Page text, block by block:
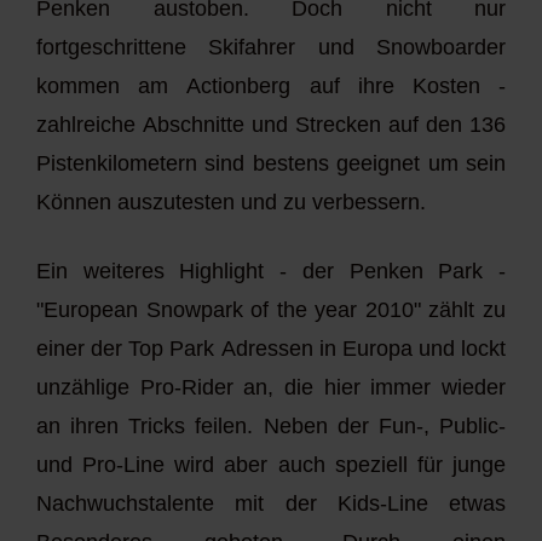
Penken austoben. Doch nicht nur
fortgeschrittene Skifahrer und Snowboarder
kommen am Actionberg auf ihre Kosten -
zahlreiche Abschnitte und Strecken auf den 136
Pistenkilometern sind bestens geeignet um sein
Können auszutesten und zu verbessern.
Ein weiteres Highlight - der Penken Park -
"European Snowpark of the year 2010" zählt zu
einer der Top Park Adressen in Europa und lockt
unzählige Pro-Rider an, die hier immer wieder
an ihren Tricks feilen. Neben der Fun-, Public-
und Pro-Line wird aber auch speziell für junge
Nachwuchstalente mit der Kids-Line etwas